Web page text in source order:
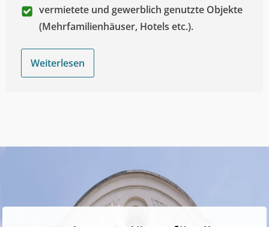
vermietete und gewerblich genutzte Objekte
(Mehrfamilienhäuser, Hotels etc.).
Weiterlesen